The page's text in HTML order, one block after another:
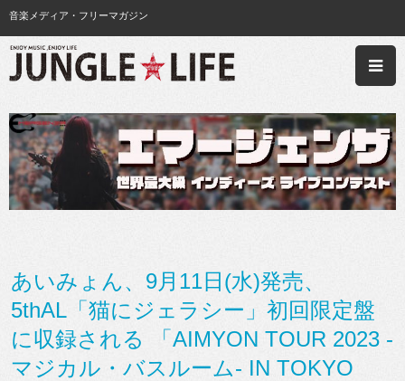
音楽メディア・フリーマガジン
あいみょん、9月11日(水)発売、
5thAL「猫にジェラシー」初回限定盤
に収録される 「AIMYON TOUR 2023 -
マジカル・バスルーム- IN TOKYO